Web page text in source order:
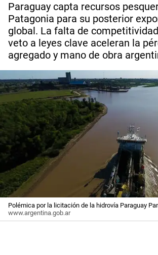
Paraguay capta recursos
Patagonia para su posterior
global. La falta de
veto a leyes clave aceleran la
agregado y mano de obra
Polémica por la licitación de la hidrovía Paraguay
www.argentina.gob.ar